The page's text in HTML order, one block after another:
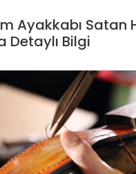
Ayakkabı Satan
Detaylı Bilgi